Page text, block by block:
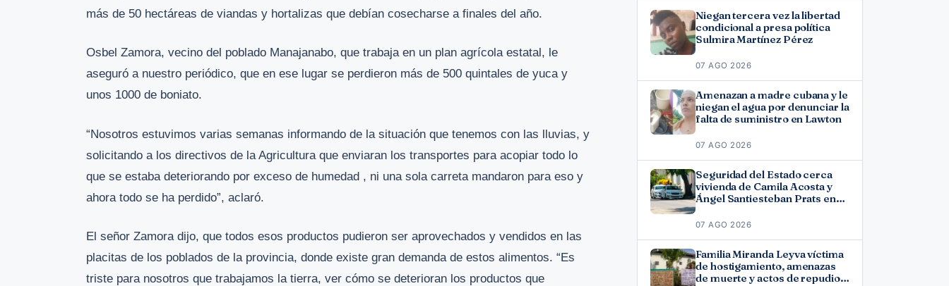
más de 50 hectáreas de viandas y hortalizas que debían cosecharse a finales del año.
Osbel Zamora, vecino del poblado Manajanabo, que trabaja en un plan agrícola estatal, le
aseguró a nuestro periódico, que en ese lugar se perdieron más de 500 quintales de yuca y
unos 1000 de boniato.
“Nosotros estuvimos varias semanas informando de la situación que tenemos con las lluvias, y
solicitando a los directivos de la Agricultura que enviaran los transportes para acopiar todo lo
que se estaba deteriorando por exceso de humedad , ni una sola carreta mandaron para eso y
ahora todo se ha perdido”, aclaró.
El señor Zamora dijo, que todos esos productos pudieron ser aprovechados y vendidos en las
placitas de los poblados de la provincia, donde existe gran demanda de estos alimentos. “Es
triste para nosotros que trabajamos la tierra, ver cómo se deterioran los productos que
Niegan tercera vez la libertad
condicional a presa política
Sulmira Martínez Pérez
07 AGO 2026
Amenazan a madre cubana y le
niegan el agua por denunciar la
falta de suministro en Lawton
07 AGO 2026
Seguridad del Estado cerca
vivienda de Camila Acosta y
Ángel Santiesteban Prats en
07 AGO 2026
Familia Miranda Leyva víctima
de hostigamiento, amenazas
de muerte y actos de repudio